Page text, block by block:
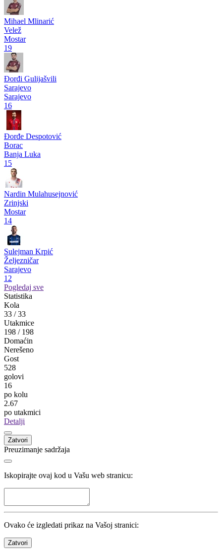
Premijer liga BiH
Sloboda
2
2
Igman
Pogledaj više
Strelci
Mihael Mlinarić
Velež
Mostar
19
Đorđi Gulijašvili
Sarajevo
Sarajevo
16
Đorđe Despotović
Borac
Banja Luka
15
Nardin Mulahusejnović
Zrinjski
Mostar
14
Sulejman Krpić
Željezničar
Pogledaj sve
Utakmice
Domaćin
Nerešeno
Gost